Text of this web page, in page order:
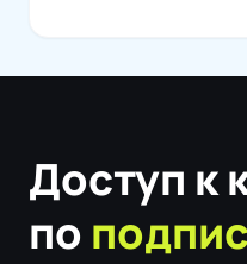
Доступ к
по